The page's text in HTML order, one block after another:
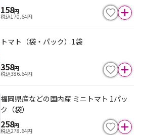
158円
税込170.64円
トマト（袋・パック）1袋
358円
税込386.64円
福岡県産などの国内産 ミニトマト 1パッ
ク（袋）
258円
税込278.64円